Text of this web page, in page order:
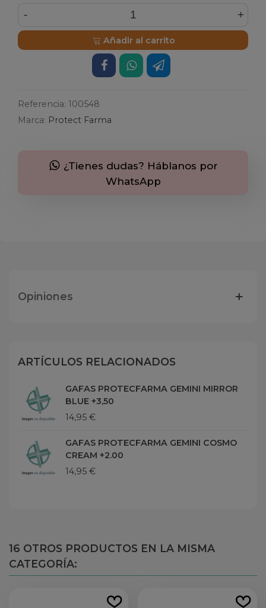
- +
Añadir al carrito
Referencia: 100548
Marca: Protect Farma
¿Tienes dudas? Háblanos por
WhatsApp
Opiniones
ARTÍCULOS RELACIONADOS
GAFAS PROTECFARMA GEMINI MIRROR
BLUE +3,50
14,95 €
GAFAS PROTECFARMA GEMINI COSMO
CREAM +2.00
14,95 €
16 OTROS PRODUCTOS EN LA MISMA
CATEGORÍA: